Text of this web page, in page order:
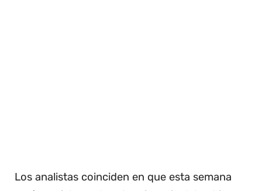
Los analistas coinciden en que esta semana